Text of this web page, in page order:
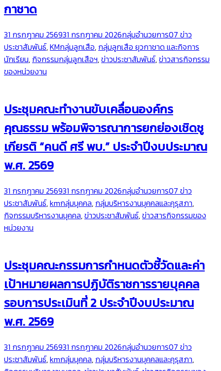
กาชาด
31 กรกฎาคม 256931 กรกฎาคม 2026กลุ่มอำนวยการ07 ข่าว
ประชาสัมพันธ์,KMกลุ่มลูกเสือ, กลุ่มลูกเสือ ยุวกาชาด และกิจการ
นักเรียน, กิจกรรมกลุ่มลูกเสือฯ,ข่าวประชาสัมพันธ์,ข่าวสารกิจกรรม
ของหน่วยงาน
ประชุมคณะทำงานขับเคลื่อนองค์กร
คุณธรรม พร้อมพิจารณาการยกย่องเชิดชู
เกียรติ “คนดี ศรี พบ.” ประจำปีงบประมาณ
พ.ศ. 2569
31 กรกฎาคม 256931 กรกฎาคม 2026กลุ่มอำนวยการ07 ข่าว
ประชาสัมพันธ์,kmกลุ่มบุคคล, กลุ่มบริหารงานบุคคลและคุรุสภา,
กิจกรรมบริหารงานบุคคล,ข่าวประชาสัมพันธ์,ข่าวสารกิจกรรมของ
หน่วยงาน
ประชุมคณะกรรมการกำหนดตัวชี้วัดและค่า
เป้าหมายผลการปฏิบัติราชการรายบุคคล
รอบการประเมินที่ 2 ประจำปีงบประมาณ
พ.ศ. 2569
31 กรกฎาคม 256931 กรกฎาคม 2026กลุ่มอำนวยการ07 ข่าว
ประชาสัมพันธ์,kmกลุ่มบุคคล, กลุ่มบริหารงานบุคคลและคุรุสภา,